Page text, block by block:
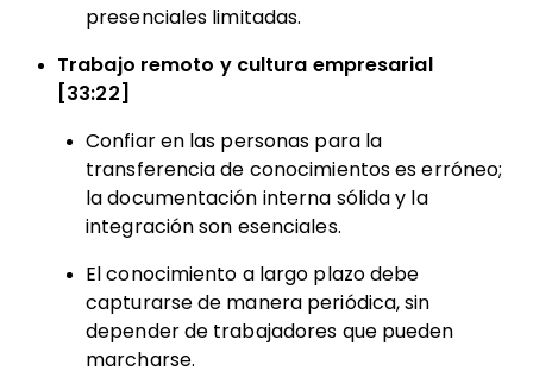
presenciales limitadas.
Trabajo remoto y cultura empresarial
[33:22]
Confiar en las personas para la
transferencia de conocimientos es erróneo;
la documentación interna sólida y la
integración son esenciales.
El conocimiento a largo plazo debe
capturarse de manera periódica, sin
depender de trabajadores que pueden
marcharse.